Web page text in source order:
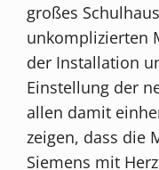
großes
unkomplizierten
der Installation
Einstellung der
allen damit
zeigen, dass die
Siemens mit